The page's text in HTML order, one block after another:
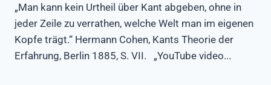
„Man kann kein Urtheil über Kant abgeben, ohne in
jeder Zeile zu verrathen, welche Welt man im eigenen
Kopfe trägt.“ Hermann Cohen, Kants Theorie der
Erfahrung, Berlin 1885, S. VII. „YouTube video...